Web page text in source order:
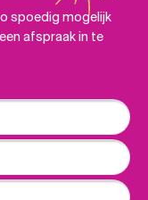
spoedig mogelijk
afspraak in te